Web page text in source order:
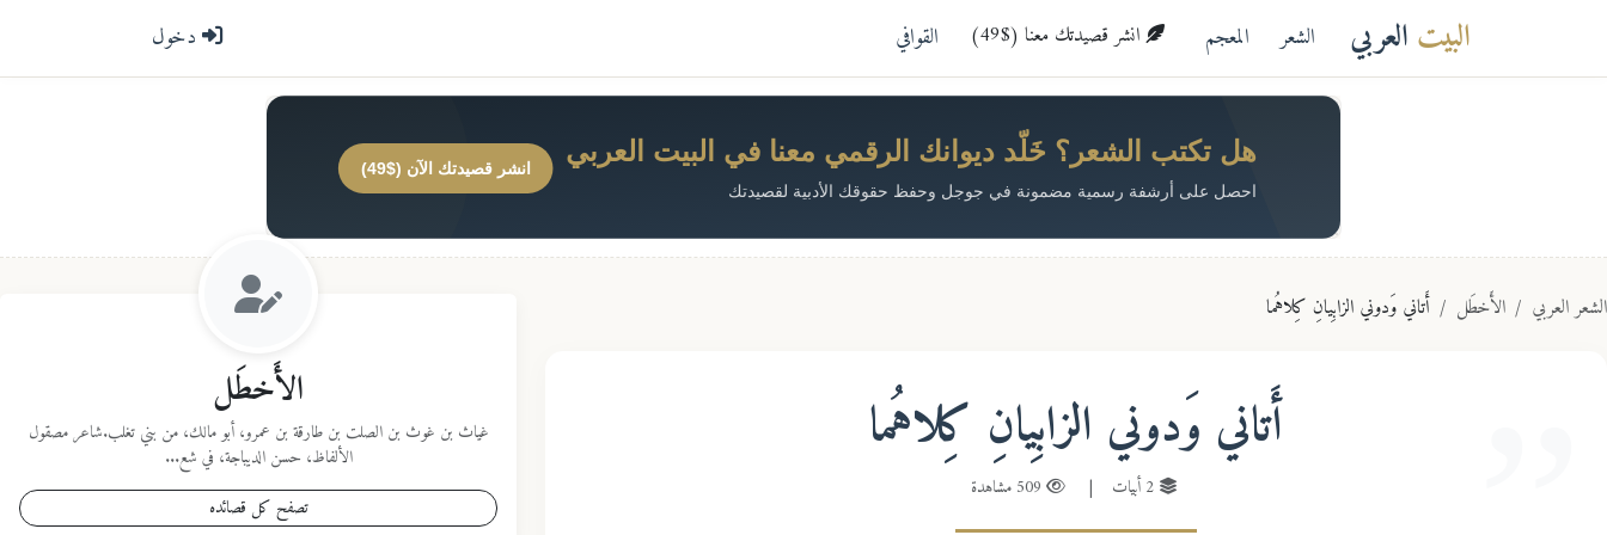
البيت العربي الشعر المعجم انشر قصيدتك معنا ($49) القوافي دخول
هل تكتب الشعر؟ خَلّد ديوانك الرقمي معنا في البيت العربي
احصل على أرشفة رسمية مضمونة في جوجل وحفظ حقوقك الأدبية لقصيدتك
انشر قصيدتك الآن ($49)
الشعر العربي الأَخطَل أَتاني وَدوني الزابِيانِ كِلاهُما
أَتاني وَدوني الزابِيانِ كِلاهُما
2 أبيات |
الأَخطَل
غياث بن غوث بن الصلت بن طارقة بن عمرو، أبو مالك، من بني تغلب.شاعر مصقول
الألفاظ، حسن الديباجة، في شع...
تصفح كل قصائده